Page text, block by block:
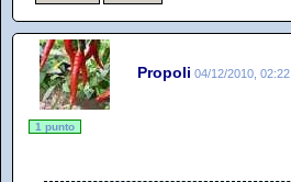
Propoli 04/12/2010, 02:22
1 punto